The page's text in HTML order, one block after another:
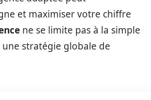
et maximiser votre chiffre
ne se limite pas à la simple
stratégie globale de